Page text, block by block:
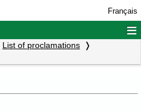
Français
≡
List of proclamations